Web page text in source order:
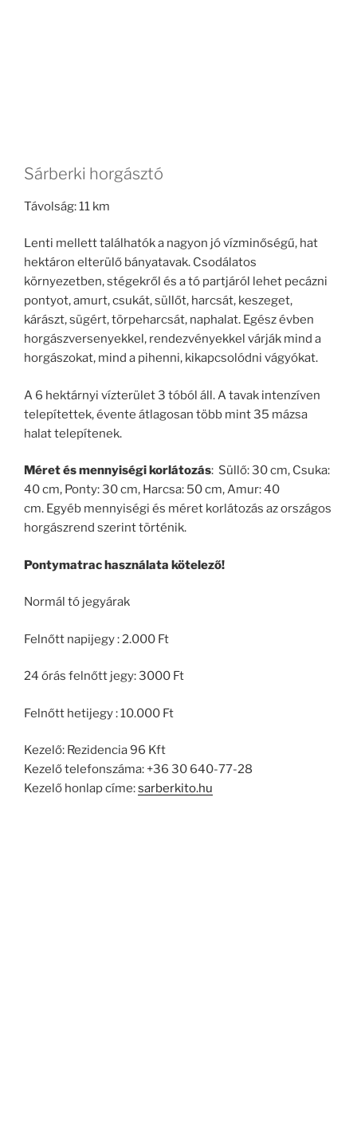
Sárberki horgásztó
Távolság: 11 km
Lenti mellett találhatók a nagyon jó vízminőségű, hat
hektáron elterülő bányatavak. Csodálatos
környezetben, stégekről és a tó partjáról lehet pecázni
pontyot, amurt, csukát, süllőt, harcsát, keszeget,
kárászt, sügért, törpeharcsát, naphalat. Egész évben
horgászversenyekkel, rendezvényekkel várják mind a
horgászokat, mind a pihenni, kikapcsolódni vágyókat.
A 6 hektárnyi vízterület 3 tóból áll. A tavak intenzíven
telepítettek, évente átlagosan több mint 35 mázsa
halat telepítenek.
Méret és mennyiségi korlátozás: Süllő: 30 cm, Csuka:
40 cm, Ponty: 30 cm, Harcsa: 50 cm, Amur: 40
cm. Egyéb mennyiségi és méret korlátozás az országos
horgászrend szerint történik.
Pontymatrac használata kötelező!
Normál tó jegyárak
Felnőtt napijegy : 2.000 Ft
24 órás felnőtt jegy: 3000 Ft
Felnőtt hetijegy : 10.000 Ft
Kezelő: Rezidencia 96 Kft
Kezelő telefonszáma: +36 30 640-77-28
Kezelő honlap címe:sarberkito.hu